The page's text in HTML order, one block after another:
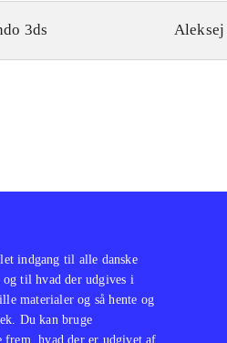
3ds
indgang til alle danske
til hvad der udgives i
materialer og så hente og
Du kan bruge
hvad der er udgivet af